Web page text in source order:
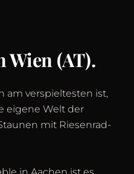
Wien (AT).
am verspieltesten ist,
eigene Welt der
mit Riesenrad-